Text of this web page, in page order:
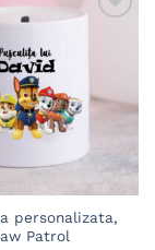
personalizata,
Patrol